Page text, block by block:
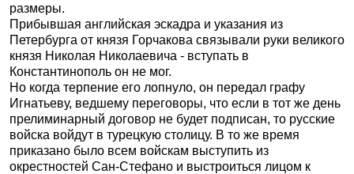
размеры.
Прибывшая английская эскадра и указания из
Петербурга от князя Горчакова связывали руки великого
князя Николая Николаевича - вступать в
Константинополь он не мог.
Но когда терпение его лопнуло, он передал графу
Игнатьеву, ведшему переговоры, что если в тот же день
прелиминарный договор не будет подписан, то русские
войска войдут в турецкую столицу. В то же время
приказано было всем войскам выступить из
окрестностей Сан-Стефано и выстроиться лицом к